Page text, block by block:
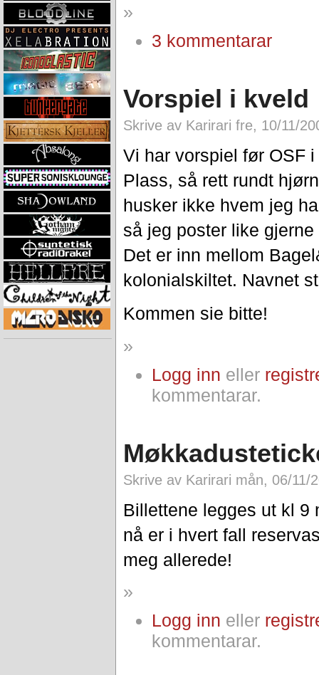
»
3 kommentarar
Vorspiel i kveld
Skrive av Karirari fre, 10/11/
Vi har vorspiel før OSF
Plass, så rett rundt
husker ikke hvem jeg
så jeg poster like gjerne
Det er inn mellom
kolonialskiltet. Navnet
Kommen sie bitte!
»
Logg inn eller
kommentarar.
Skrive av Karirari mån, 06/11/
Billettene legges ut kl 9
nå er i hvert fall
meg allerede!
»
Logg inn eller
kommentarar.